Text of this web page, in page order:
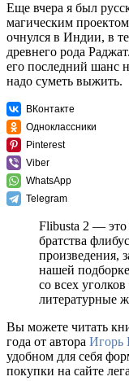
Еще вчера я был
магическим
очнулся в Индии, в
древнего рода
его последний шанс
надо суметь выжить.
ВКонтакте
Одноклассники
Pinterest
Viber
WhatsApp
Telegram
Flibusta 2 — это
братства
произведения,
нашей
со всех
литературные
Вы можете читать
года от автора Игорь
удобном для себя
покупки на сайте